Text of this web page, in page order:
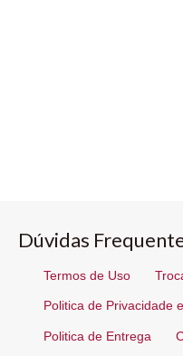
Dúvidas
Termos de Uso
Politica de Privacidade
Politica de Entrega